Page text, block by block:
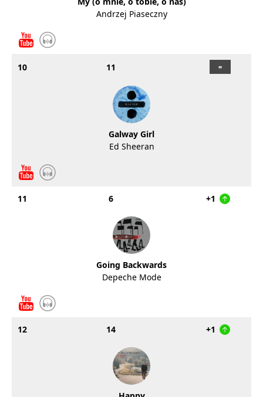
Andrzej Piaseczny
10 11
Galway Girl
Ed Sheeran
11 6 +1
Going Backwards
Depeche Mode
12 14 +1